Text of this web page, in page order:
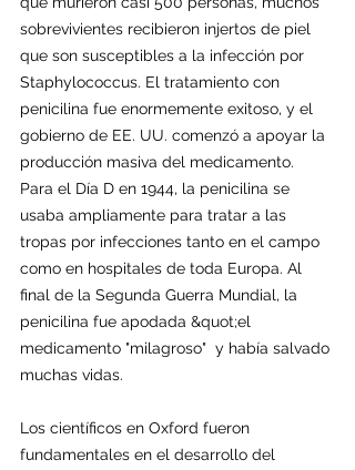
sobrevivientes recibieron injertos de piel
que son susceptibles a la infección por
Staphylococcus. El tratamiento con
penicilina fue enormemente exitoso, y el
gobierno de EE. UU. comenzó a apoyar la
producción masiva del medicamento.
Para el Día D en 1944, la penicilina se
usaba ampliamente para tratar a las
tropas por infecciones tanto en el campo
como en hospitales de toda Europa. Al
final de la Segunda Guerra Mundial, la
penicilina fue apodada &quot;el
medicamento "milagroso"  y había salvado
muchas vidas.
Los científicos en Oxford fueron
fundamentales en el desarrollo del